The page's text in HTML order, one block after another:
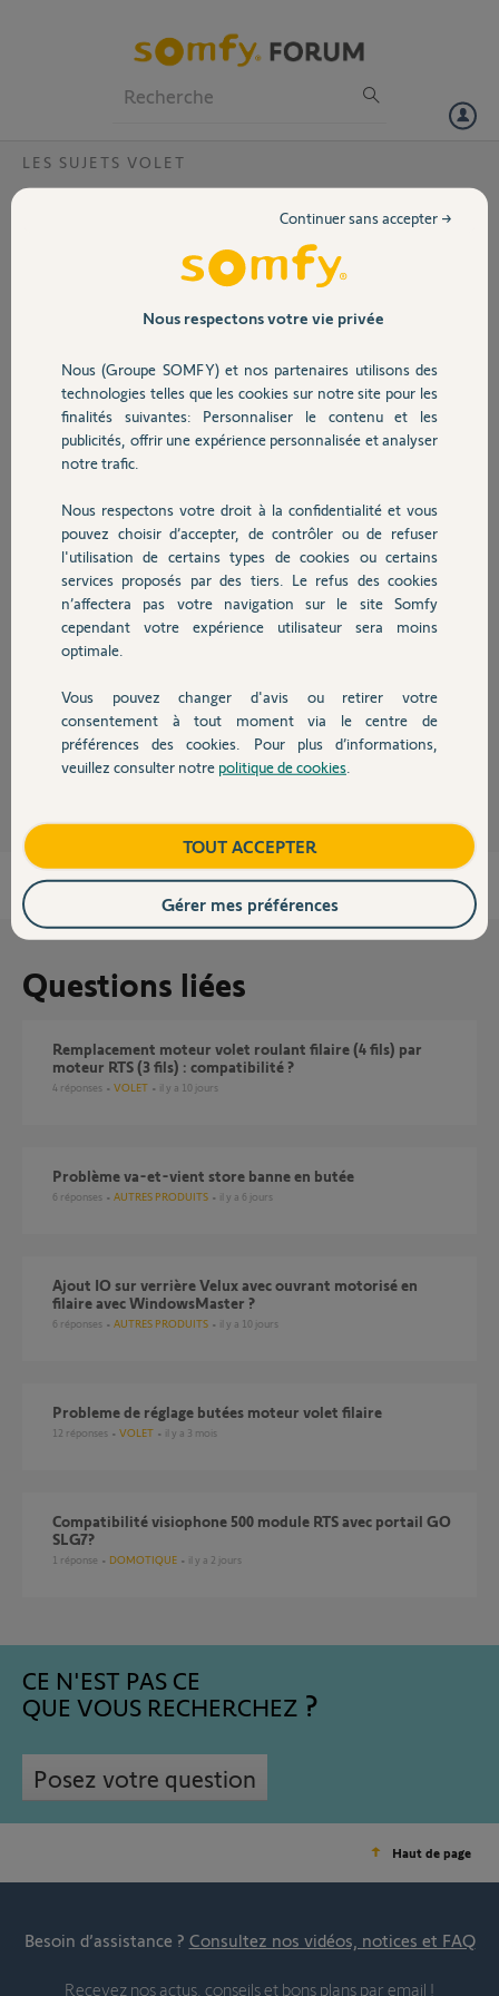
Volet
Sécurité
Domotique
Chauffage
Autres produits
Devis avec un pro
Contact
LES SUJETS VOLET
moteur SY1037389 rts par un filaire ?
j'aimerai supprimer si c'est possible la carte rts sur un SY1037389,
remplacera en filaire ? Merci
Merci,
Kevin S.
il y a plus d'un an
Participer au fil de discussion
Réponses
On ne peut pas modifier un moteur natif radio RTS en filaire.
Il faudra donc le changer
Bonne journée à vous.
Questions liées
Remplacement moteur volet roulant filaire (4 fils) par
moteur RTS (3 fils) : compatibilité ?
4 réponses VOLET il y a 10 jours
Problème va-et-vient store banne en butée
6 réponses AUTRES PRODUITS il y a 6 jours
Ajout IO sur verrière Velux avec ouvrant motorisé en
filaire avec WindowsMaster ?
6 réponses AUTRES PRODUITS il y a 10 jours
probleme de réglage butées moteur volet filaire
12 réponses VOLET il y a 3 mois
Compatibilité visiophone 500 module RTS avec portail GO
SLG7?
1 réponse DOMOTIQUE il y a 2 jours
CE N'EST PAS CE
QUE VOUS RECHERCHEZ
Posez votre question
Haut de page
Besoin d’assistance ? Consultez nos vidéos, notices et FAQ
Recevez nos actus, conseils et bons plans par email !
Nous respectons votre vie privée
Nous (Groupe SOMFY) et nos partenaires utilisons des
technologies telles que les cookies sur notre site pour les
finalités suivantes: Personnaliser le contenu et les
publicités, offrir une expérience personnalisée et analyser
notre trafic.
Nous respectons votre droit à la confidentialité et vous
pouvez choisir d’accepter, de contrôler ou de refuser
l'utilisation de certains types de cookies ou certains
services proposés par des tiers. Le refus des cookies
n’affectera pas votre navigation sur le site Somfy
cependant votre expérience utilisateur sera moins
optimale.
Vous pouvez changer d'avis ou retirer votre
consentement à tout moment via le centre de
préférences des cookies. Pour plus d’informations,
veuillez consulter notre politique de cookies
Continuer sans accepter →
TOUT ACCEPTER
Gérer mes préférences